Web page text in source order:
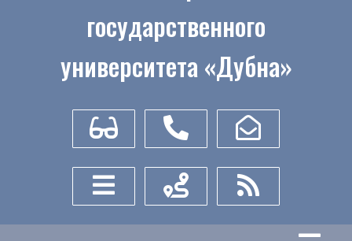
государственного
университета «Дубна»
Для слабовидящих(4967) 31-01-91secretary@uni-protvino.ru
Боковое меню Как нас найтиУниверситет "Дубна"